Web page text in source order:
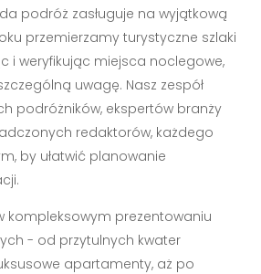
podróż zasługuje na wyjątkową
przemierzamy turystyczne szlaki
i weryfikując miejsca noclegowe,
uwagę. Nasz zespół
podróżników, ekspertów branży
redaktorów, każdego
by ułatwić planowanie
kompleksowym prezentowaniu
- od przytulnych kwater
apartamenty, aż po